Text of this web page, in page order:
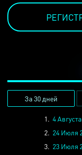
За 30 дней
1. 4
2. 24 Июля
3. 23 Июля